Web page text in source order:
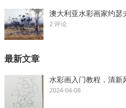
澳大利亚水彩画家约瑟
2 评论
最新文章
水彩画入门教程，清新
2024-04-08